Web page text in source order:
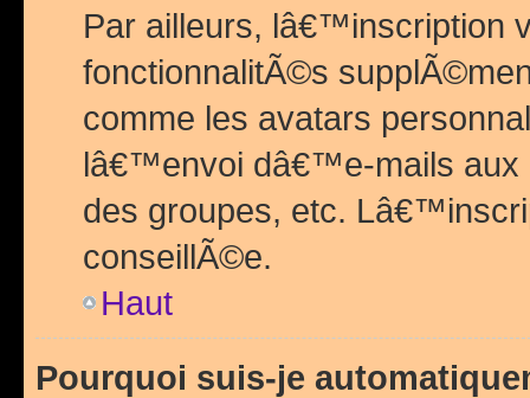
Par ailleurs, lâ€™inscription
fonctionnalitÃ©s
comme les avatars
lâ€™envoi dâ€™e-mails
des groupes, etc.
conseillÃ©e.
Haut
Pourquoi suis-je